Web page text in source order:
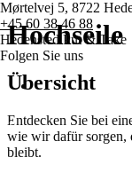
Mørtelvej 5, 8722
+45 60 38 46 88
Hedensted Put & Take
Folgen Sie uns
Hauptseite
Hochseile
Übersicht
Entdecken Sie bei
wie wir dafür sorgen,
bleibt.